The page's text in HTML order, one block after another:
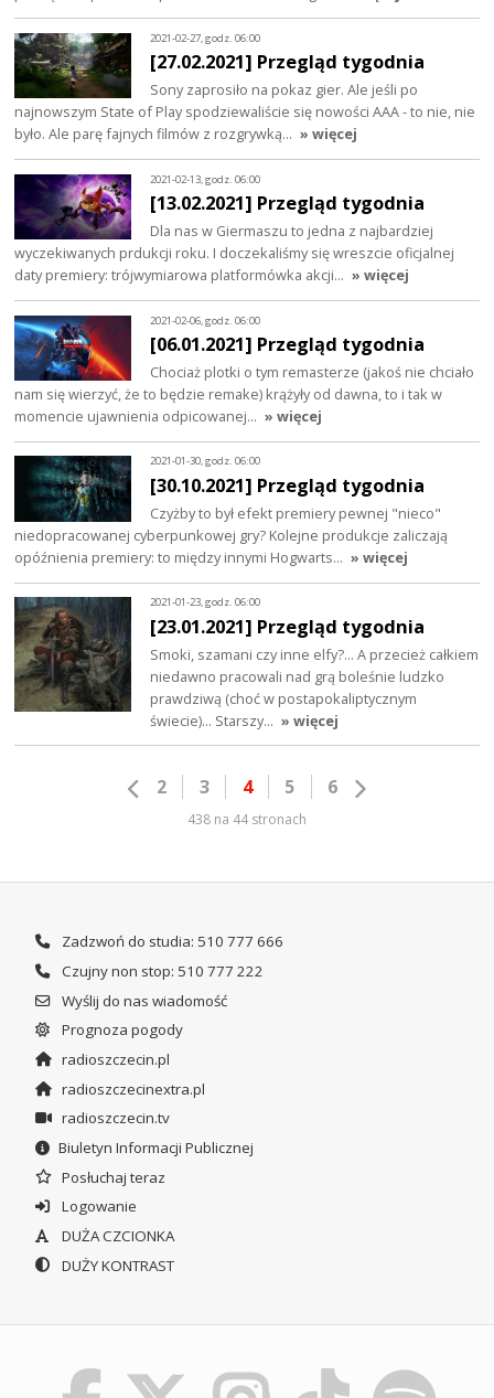
2021-02-27, godz. 06:00
[27.02.2021] Przegląd tygodnia
Sony zaprosiło na pokaz gier. Ale jeśli po
najnowszym State of Play spodziewaliście się nowości AAA - to nie, nie
było. Ale parę fajnych filmów z rozgrywką… » więcej
2021-02-13, godz. 06:00
[13.02.2021] Przegląd tygodnia
Dla nas w Giermaszu to jedna z najbardziej
wyczekiwanych prdukcji roku. I doczekaliśmy się wreszcie oficjalnej
daty premiery: trójwymiarowa platformówka akcji… » więcej
2021-02-06, godz. 06:00
[06.01.2021] Przegląd tygodnia
Chociaż plotki o tym remasterze (jakoś nie chciało
nam się wierzyć, że to będzie remake) krążyły od dawna, to i tak w
momencie ujawnienia odpicowanej… » więcej
2021-01-30, godz. 06:00
[30.10.2021] Przegląd tygodnia
Czyżby to był efekt premiery pewnej "nieco"
niedopracowanej cyberpunkowej gry? Kolejne produkcje zaliczają
opóźnienia premiery: to między innymi Hogwarts… » więcej
2021-01-23, godz. 06:00
[23.01.2021] Przegląd tygodnia
Smoki, szamani czy inne elfy?... A przecież całkiem
niedawno pracowali nad grą boleśnie ludzko
prawdziwą (choć w postapokaliptycznym
świecie)... Starszy… » więcej
2 3 4 5 6
438 na 44 stronach
Zadzwoń do studia: 510 777 666
Czujny non stop: 510 777 222
Wyślij do nas wiadomość
Prognoza pogody
radioszczecin.pl
radioszczecinextra.pl
radioszczecin.tv
Biuletyn Informacji Publicznej
Posłuchaj teraz
Logowanie
DUŻA CZCIONKA
DUŻY KONTRAST